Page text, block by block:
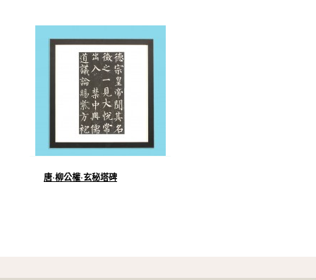
唐·柳公權·玄秘塔碑